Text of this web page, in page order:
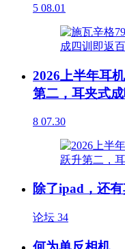
5 08.01
2026上半年耳
第二，耳夹式
8 07.30
除了ipad，还
论坛 34